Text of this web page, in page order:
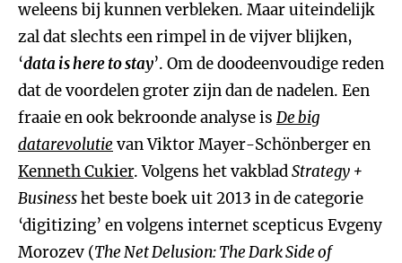
weleens bij kunnen verbleken. Maar uiteindelijk
zal dat slechts een rimpel in de vijver blijken,
‘data is here to stay’. Om de doodeenvoudige reden
dat de voordelen groter zijn dan de nadelen. Een
fraaie en ook bekroonde analyse is De big
datarevolutie van Viktor Mayer-Schönberger en
Kenneth Cukier. Volgens het vakbladStrategy +
Businesshet beste boek uit 2013 in de categorie
‘digitizing’ en volgens internet scepticus Evgeny
Morozev (The Net Delusion: The Dark Side of